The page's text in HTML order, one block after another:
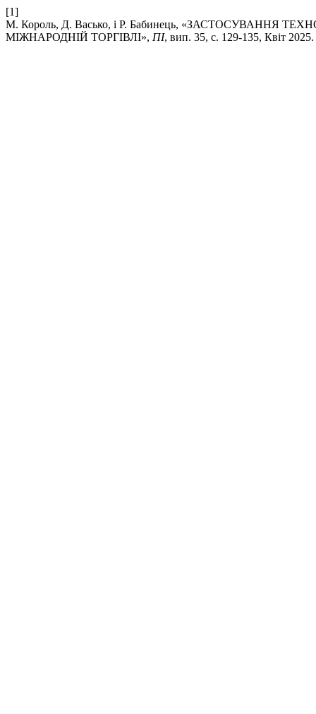
[1]
М. Король, Д. Васько, і Р. Бабинець,
МІЖНАРОДНІЙ ТОРГІВЛІ», ПІ, вип. 35, с. 129-135, Квіт 2025.